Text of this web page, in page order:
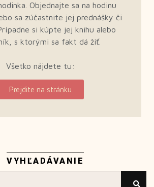
Objednajte sa na hodinu
sa zúčastnite jej prednášky či
si kúpte jej knihu alebo
s ktorými sa fakt dá žiť.
Všetko nájdete tu:
Prejdite na stránku
VYHĽADÁVANIE